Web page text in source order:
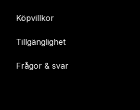
Köpvillkor
Tillgänglighet
Frågor & svar